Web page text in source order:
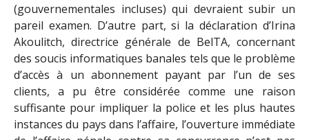
(gouvernementales incluses) qui devraient subir un
pareil examen. D’autre part, si la déclaration d’Irina
Akoulitch, directrice générale de BelTA, concernant
des soucis informatiques banales tels que le problème
d’accès à un abonnement payant par l’un de ses
clients, a pu être considérée comme une raison
suffisante pour impliquer la police et les plus hautes
instances du pays dans l’affaire, l’ouverture immédiate